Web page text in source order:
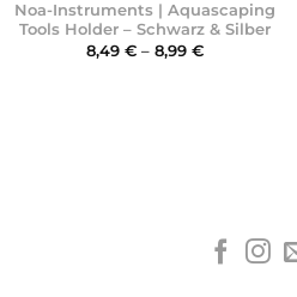
Noa-Instruments | Aquascaping
Tools Holder – Schwarz & Silber
8,49 € – 8,99 €Preisspanne: